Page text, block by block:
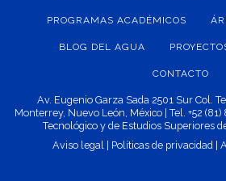
PROGRAMAS ACADÉMICOS
BLOG DEL AGUA
CONTACTO
Av. Eugenio Garza Sada 2501 Sur Col.
Monterrey, Nuevo León, México | Tel. +52
Tecnológico y de Estudios Superiores
Aviso legal | Políticas de privacidad |